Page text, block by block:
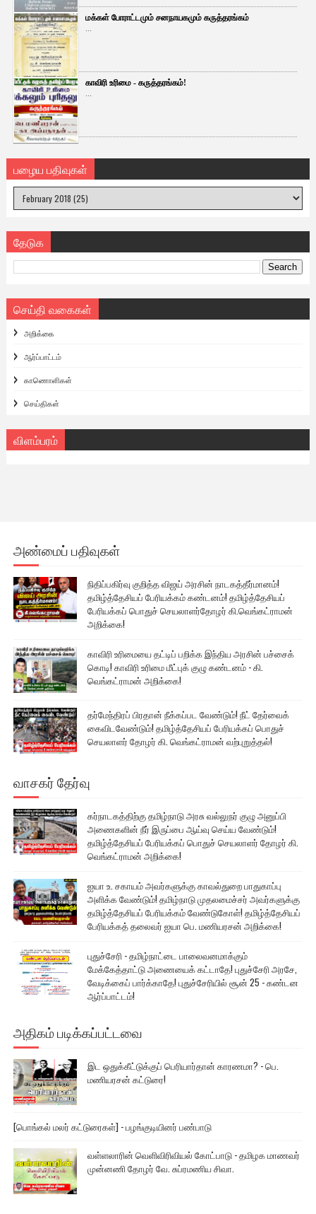
மக்கள் போராட்டமும் சனநாயகமும் கருத்தரங்கம்
...
காவிரி உரிமை - கருத்தரங்கம்!
...
பழைய பதிவுகள்
தேடுக
செய்தி வகைகள்
அறிக்கை
ஆர்ப்பாட்டம்
காணொளிகள்
செய்திகள்
விளம்பரம்
அண்மைப் பதிவுகள்
நிதிப்பகிர்வு குறித்த விஜய் அரசின் நாடகத்தீர்மானம்!
தமிழ்த்தேசியப் பேரியக்கம் கண்டனம்! தமிழ்த்தேசியப்
பேரியக்கப் பொதுச் செயலாளர்தோழர் கி.வெங்கட்ராமன்
அறிக்கை!
காவிரி உரிமையை தட்டிப் பறிக்க இந்திய அரசின் பச்சைக்
கொடி! காவிரி உரிமை மீட்புக் குழு கண்டனம் - கி.
வெங்கட்ராமன் அறிக்கை!
தர்மேந்திரப் பிரதான் நீக்கப்பட வேண்டும்! நீட் தேர்வைக்
கைவிடவேண்டும்! தமிழ்த்தேசியப் பேரியக்கப் பொதுச்
செயலாளர் தோழர் கி. வெங்கட்ராமன் வற்புறுத்தல்!
வாசகர் தேர்வு
கர்நாடகத்திற்கு தமிழ்நாடு அரசு வல்லுநர் குழு அனுப்பி
அணைகளின் நீர் இருப்பை ஆய்வு செய்ய வேண்டும்!
தமிழ்த்தேசியப் பேரியக்கப் பொதுச் செயலாளர் தோழர் கி.
வெங்கட்ராமன் அறிக்கை!
ஐயா உ. சகாயம் அவர்களுக்கு காவல்துறை பாதுகாப்பு
அளிக்க வேண்டும்! தமிழ்நாடு முதலமைச்சர் அவர்களுக்கு
தமிழ்த்தேசியப் பேரியக்கம் வேண்டுகோள்! தமிழ்த்தேசியப்
பேரியக்கத் தலைவர் ஐயா பெ. மணியரசன் அறிக்கை!
புதுச்சேரி - தமிழ்நாட்டை பாலைவனமாக்கும்
மேக்கேத்தாட்டு அணையைக் கட்டாதே! புதுச்சேரி அரசே,
வேடிக்கைப் பார்க்காதே! புதுச்சேரியில் சூன் 25 - கண்டன
ஆர்ப்பாட்டம்!
அதிகம் படிக்கப்பட்டவை
இட ஒதுக்கீட்டுக்குப் பெரியார்தான் காரணமா? - பெ.
மணியரசன் கட்டுரை!
[பொங்கல் மலர் கட்டுரைகள்] - பழங்குடியினர் பண்பாடு
வள்ளலாரின் வெளிவிரிவியல் கோட்பாடு - தமிழக மாணவர்
முன்னணி தோழர் வே. சுப்ரமணிய சிவா.